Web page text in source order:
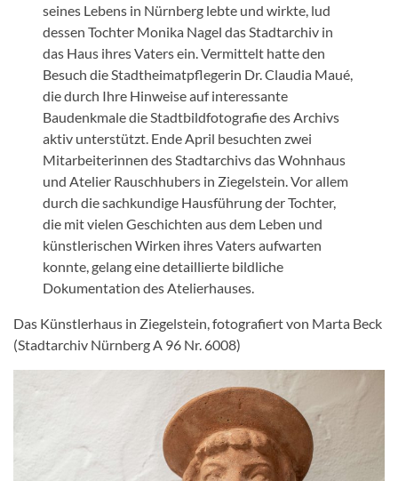
seines Lebens in Nürnberg lebte und wirkte, lud
dessen Tochter Monika Nagel das Stadtarchiv in
das Haus ihres Vaters ein. Vermittelt hatte den
Besuch die Stadtheimatpflegerin Dr. Claudia Maué,
die durch Ihre Hinweise auf interessante
Baudenkmale die Stadtbildfotografie des Archivs
aktiv unterstützt. Ende April besuchten zwei
Mitarbeiterinnen des Stadtarchivs das Wohnhaus
und Atelier Rauschhubers in Ziegelstein. Vor allem
durch die sachkundige Hausführung der Tochter,
die mit vielen Geschichten aus dem Leben und
künstlerischen Wirken ihres Vaters aufwarten
konnte, gelang eine detaillierte bildliche
Dokumentation des Atelierhauses.
Das Künstlerhaus in Ziegelstein, fotografiert von Marta Beck
(Stadtarchiv Nürnberg A 96 Nr. 6008)